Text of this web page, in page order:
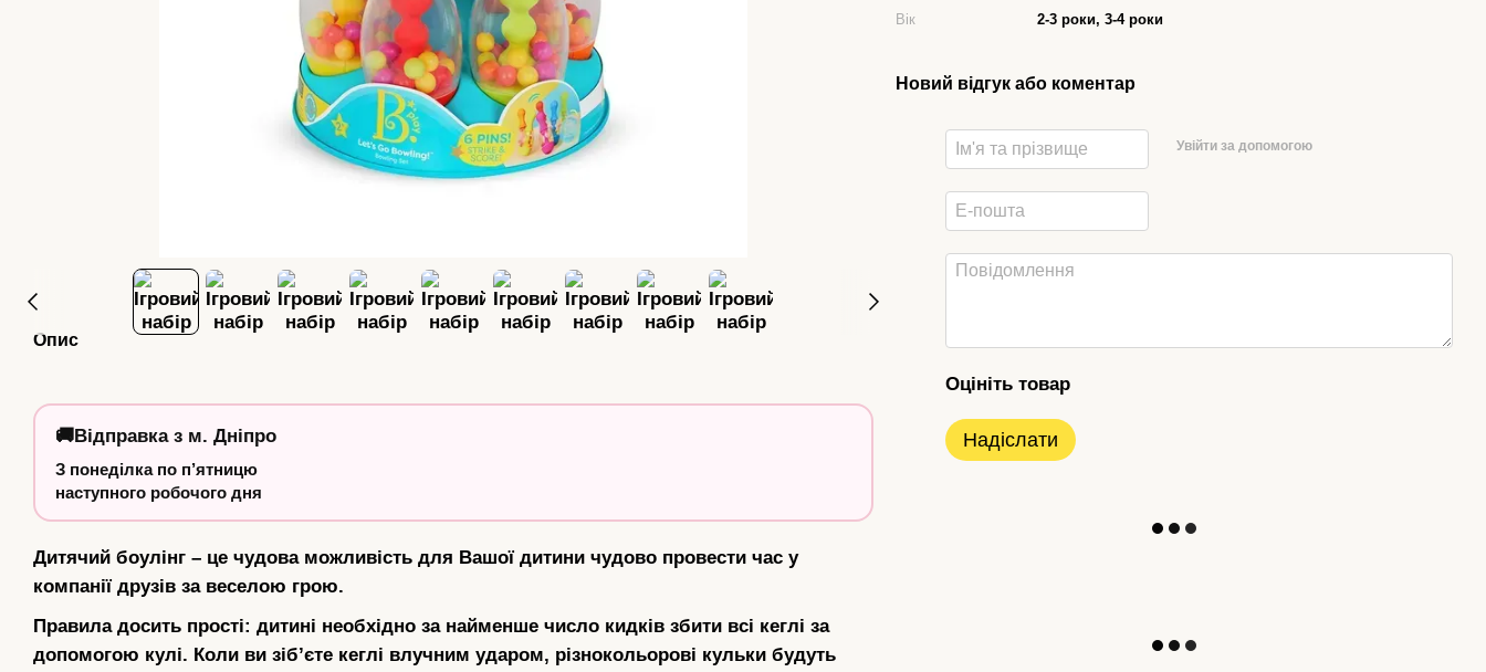
Опис
🚚Відправка з м. Дніпро
З понеділка по п’ятницю
наступного робочого дня
Дитячий боулінг – це чудова можливість для Вашої дитини чудово провести час у
компанії друзів за веселою грою.
Правила досить прості: дитині необхідно за найменше число кидків збити всі кеглі за
допомогою кулі. Коли ви зіб’єте кеглі влучним ударом, різнокольорові кульки будуть
Вік
2-3 роки, 3-4 роки
Новий відгук або коментар
Увійти за допомогою
Оцініть товар
Надіслати